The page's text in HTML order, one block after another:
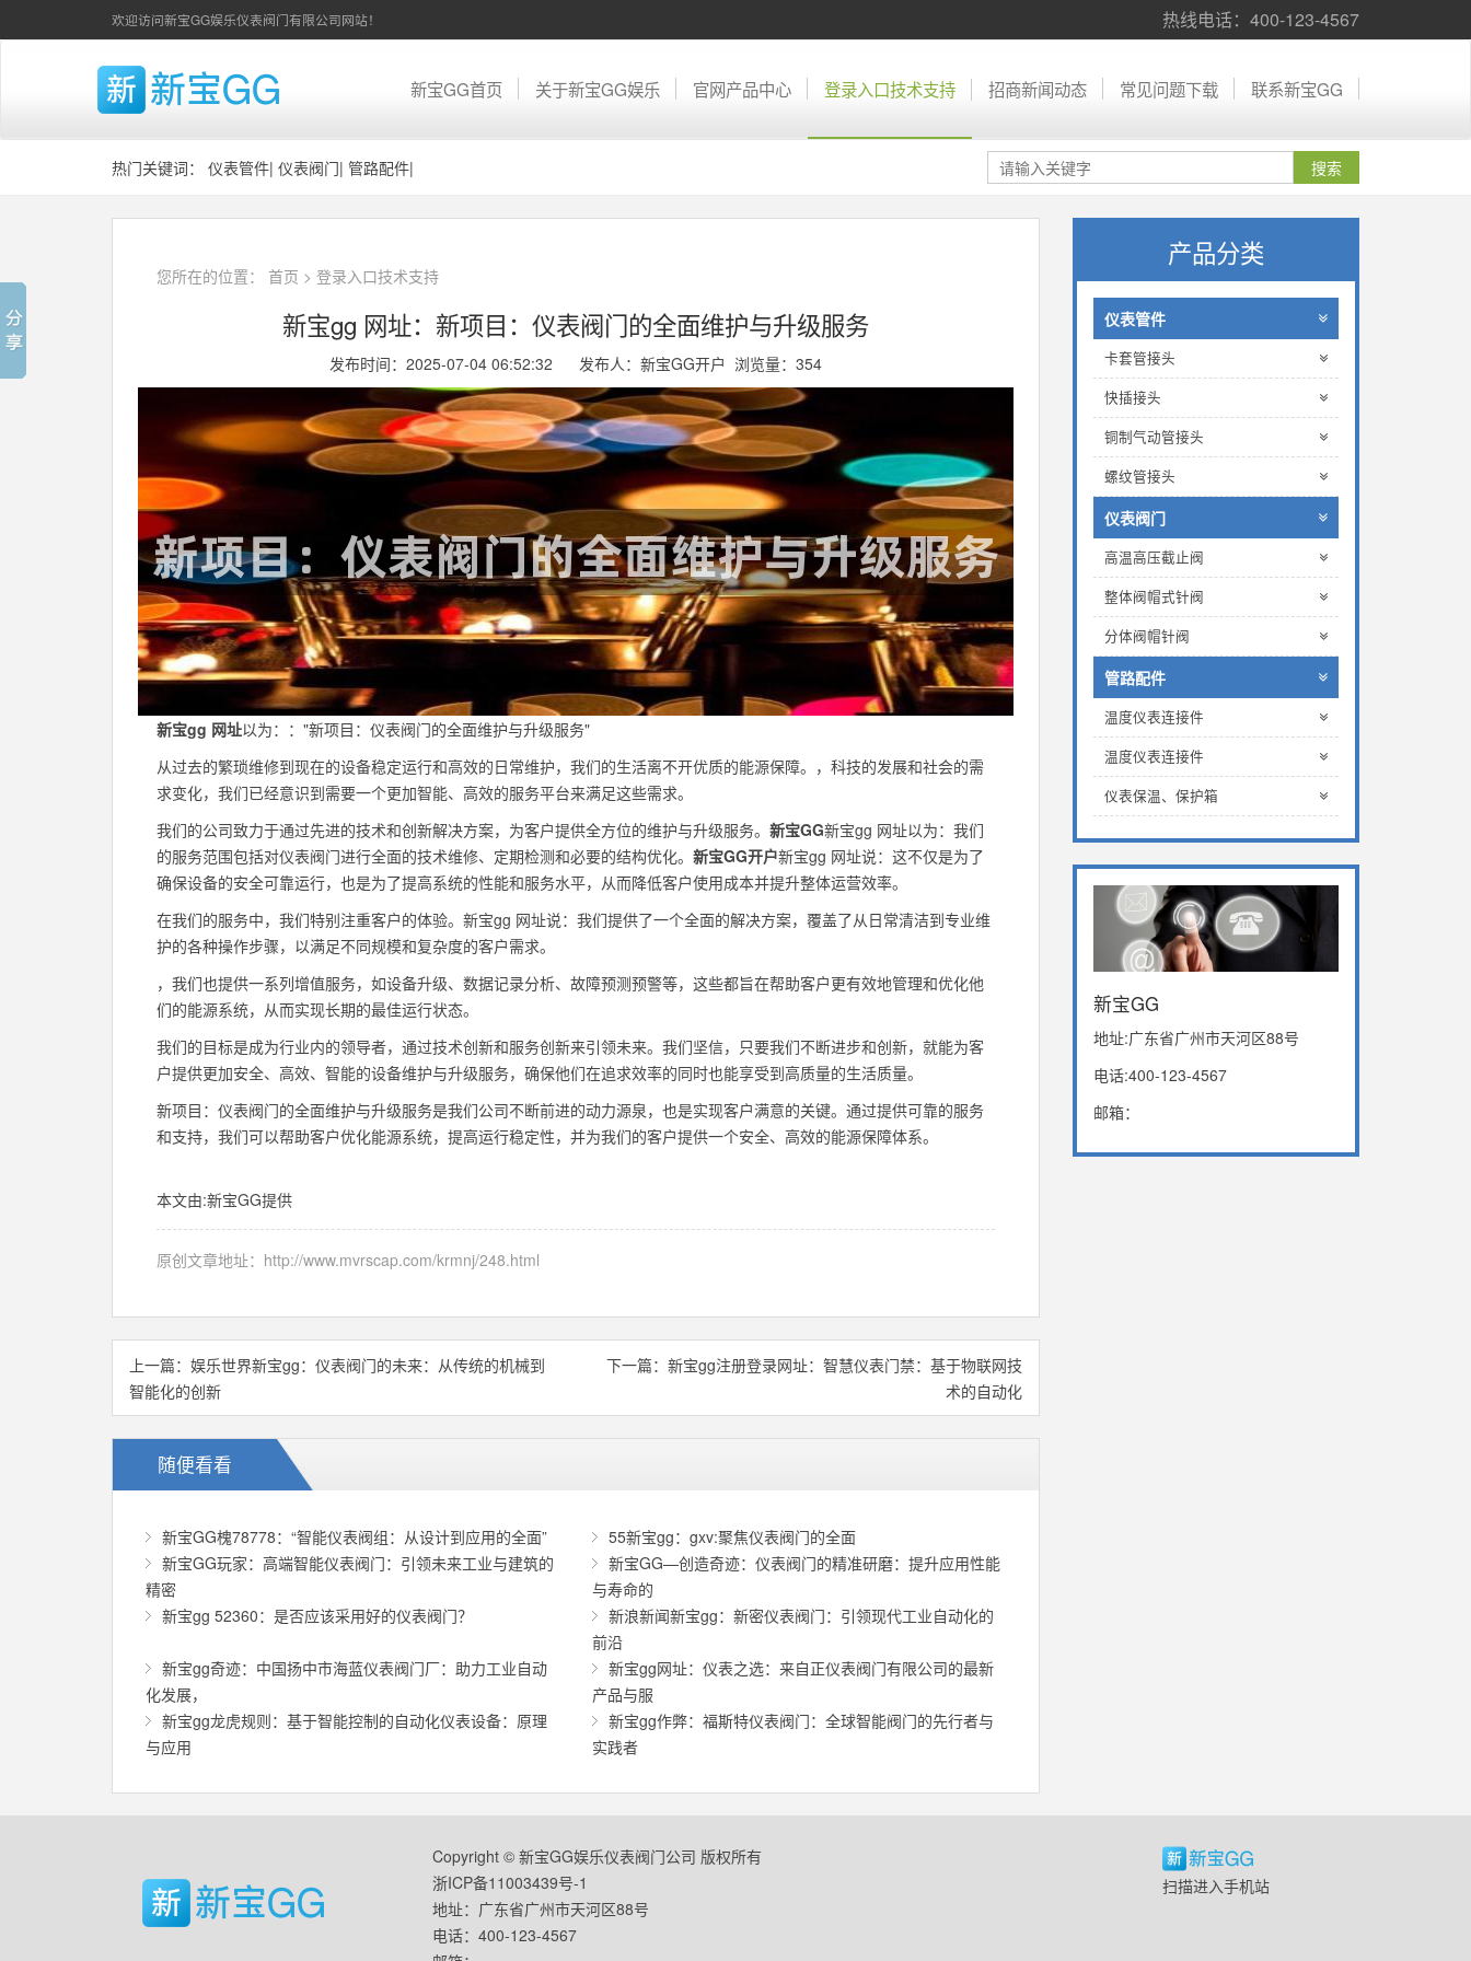
欢迎访问新宝GG娱乐仪表阀门有限公司网站！ 热线电话：400-123-4567
新宝GG首页 关于新宝GG娱乐 官网产品中心 登录入口技术支持 招商新闻动态 常见问题下载 联系新宝GG
热门关键词： 仪表管件| 仪表阀门| 管路配件|
您所在的位置： 首页 > 登录入口技术支持
新宝gg 网址：新项目：仪表阀门的全面维护与升级服务
发布时间：2025-07-04 06:52:32 发布人：新宝GG开户 浏览量： 354
新宝gg 网址以为：："新项目：仪表阀门的全面维护与升级服务"
从过去的繁琐维修到现在的设备稳定运行和高效的日常维护，我们的生活离不开优质的能源保障。，科技的发展和社会的需
求变化，我们已经意识到需要一个更加智能、高效的服务平台来满足这些需求。
我们的公司致力于通过先进的技术和创新解决方案，为客户提供全方位的维护与升级服务。 新宝GG新宝gg 网址以为：我们
的服务范围包括对仪表阀门进行全面的技术维修、定期检测和必要的结构优化。 新宝GG开户新宝gg 网址说：这不仅是为了
确保设备的安全可靠运行，也是为了提高系统的性能和服务水平，从而降低客户使用成本并提升整体运营效率。
在我们的服务中，我们特别注重客户的体验。新宝gg 网址说：我们提供了一个全面的解决方案，覆盖了从日常清洁到专业维
护的各种操作步骤，以满足不同规模和复杂度的客户需求。
，我们也提供一系列增值服务，如设备升级、数据记录分析、故障预测预警等，这些都旨在帮助客户更有效地管理和优化他
们的能源系统，从而实现长期的最佳运行状态。
我们的目标是成为行业内的领导者，通过技术创新和服务创新来引领未来。我们坚信，只要我们不断进步和创新，就能为客
户提供更加安全、高效、智能的设备维护与升级服务，确保他们在追求效率的同时也能享受到高质量的生活质量。
新项目：仪表阀门的全面维护与升级服务是我们公司不断前进的动力源泉，也是实现客户满意的关键。通过提供可靠的服务
和支持，我们可以帮助客户优化能源系统，提高运行稳定性，并为我们的客户提供一个安全、高效的能源保障体系。
本文由:新宝GG提供
原创文章地址： http://www.mvrscap.com/krmnj/248.html
上一篇： 娱乐世界新宝gg：仪表阀门的未来：从传统的机械到
智能化的创新
下一篇： 新宝gg注册登录网址：智慧仪表门禁：基于物联网技
术的自动化
随便看看
新宝GG槐78778：“智能仪表阀组：从设计到应用的全面”
55新宝gg：gxv:聚焦仪表阀门的全面
新宝GG玩家：高端智能仪表阀门：引领未来工业与建筑的
精密
新宝GG—创造奇迹：仪表阀门的精准研磨：提升应用性能
与寿命的
新宝gg 52360：是否应该采用好的仪表阀门？
新浪新闻新宝gg：新密仪表阀门：引领现代工业自动化的
前沿
新宝gg奇迹：中国扬中市海蓝仪表阀门厂：助力工业自动
化发展，
新宝gg网址：仪表之选：来自正仪表阀门有限公司的最新
产品与服
新宝gg龙虎规则：基于智能控制的自动化仪表设备：原理
与应用
新宝gg作弊：福斯特仪表阀门：全球智能阀门的先行者与
实践者
产品分类
仪表管件
卡套管接头
快插接头
铜制气动管接头
螺纹管接头
仪表阀门
高温高压截止阀
整体阀帽式针阀
分体阀帽针阀
管路配件
温度仪表连接件
温度仪表连接件
仪表保温、保护箱
新宝GG
地址:广东省广州市天河区88号
电话:400-123-4567
邮箱：
Copyright © 新宝GG娱乐仪表阀门公司 版权所有
浙ICP备11003439号-1
地址：广东省广州市天河区88号
电话：400-123-4567
扫描进入手机站